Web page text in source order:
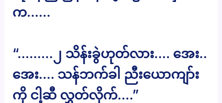
က……
“………၂ သိန်းခွဲဟုတ်လား…. အေး..
အေး…. သန်ဘက်ခါ ညီးယောကျာ်း
ကို ငါ့ဆီ လွှတ်လိုက်….”